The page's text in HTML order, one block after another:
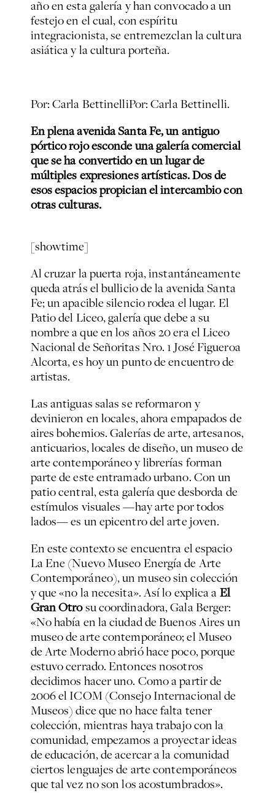
año en esta galería y han convocado a un
festejo en el cual, con espíritu
integracionista, se entremezclan la cultura
asiática y la cultura porteña.
Por: Carla BettinelliPor: Carla Bettinelli.
En plena avenida Santa Fe, un antiguo
pórtico rojo esconde una galería comercial
que se ha convertido en un lugar de
múltiples expresiones artísticas. Dos de
esos espacios propician el intercambio con
otras culturas.
[showtime]
Al cruzar la puerta roja, instantáneamente
queda atrás el bullicio de la avenida Santa
Fe; un apacible silencio rodea el lugar. El
Patio del Liceo, galería que debe a su
nombre a que en los años 20 era el Liceo
Nacional de Señoritas Nro. 1 José Figueroa
Alcorta, es hoy un punto de encuentro de
artistas.
Las antiguas salas se reformaron y
devinieron en locales, ahora empapados de
aires bohemios. Galerías de arte, artesanos,
anticuarios, locales de diseño, un museo de
arte contemporáneo y librerías forman
parte de este entramado urbano. Con un
patio central, esta galería que desborda de
estímulos visuales —hay arte por todos
lados— es un epicentro del arte joven.
En este contexto se encuentra el espacio
La Ene (Nuevo Museo Energía de Arte
Contemporáneo), un museo sin colección
y que «no la necesita». Así lo explica aEl
Gran Otrosu coordinadora, Gala Berger:
«No había en la ciudad de Buenos Aires un
museo de arte contemporáneo; el Museo
de Arte Moderno abrió hace poco, porque
estuvo cerrado. Entonces nosotros
decidimos hacer uno. Como a partir de
2006 el ICOM (Consejo Internacional de
Museos) dice que no hace falta tener
colección, mientras haya trabajo con la
comunidad, empezamos a proyectar ideas
de educación, de acercar a la comunidad
ciertos lenguajes de arte contemporáneos
que tal vez no son los acostumbrados».